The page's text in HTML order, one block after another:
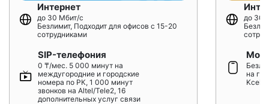
Интернет
до 30 Мбит/с
Безлимит, Подходит для офисов с 15-20
сотрудниками
SIP-телефония
0 ₸/мес. 5 000 минут на
междугородние и городские
номера по РК, 1 000 минут
звонков на Altel/Tele2, 16
дополнительных услуг связи
до 30
на
Kcell/